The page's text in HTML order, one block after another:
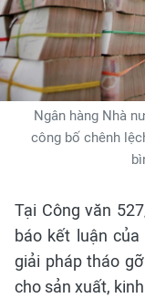
Ngân hàng Nhà
công bố chênh
Tại Công văn
báo kết luận
giải pháp tháo
cho sản xuất,